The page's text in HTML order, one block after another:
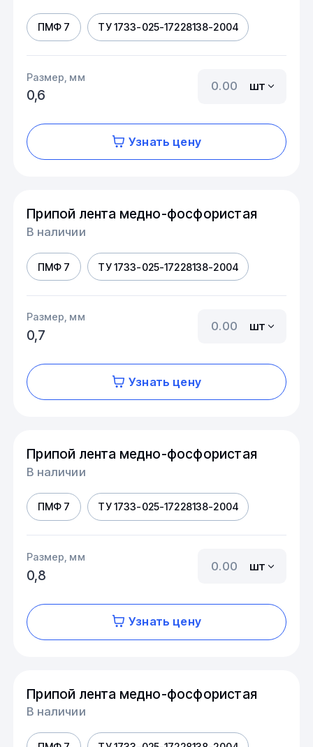
ПМФ 7 ТУ 1733-025-17228138-2004
Размер, мм
0,6
шт
Узнать цену
Припой лента медно-фосфористая
В наличии
ПМФ 7 ТУ 1733-025-17228138-2004
Размер, мм
0,7
шт
Узнать цену
Припой лента медно-фосфористая
В наличии
ПМФ 7 ТУ 1733-025-17228138-2004
Размер, мм
0,8
шт
Узнать цену
Припой лента медно-фосфористая
В наличии